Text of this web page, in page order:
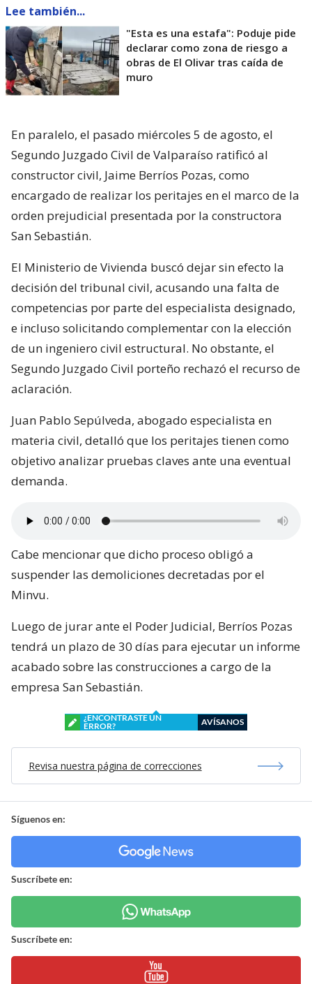
Lee también...
"Esta es una estafa": Poduje pide
declarar como zona de riesgo a
obras de El Olivar tras caída de
muro
En paralelo, el pasado miércoles 5 de agosto, el
Segundo Juzgado Civil de Valparaíso ratificó al
constructor civil, Jaime Berríos Pozas, como
encargado de realizar los peritajes en el marco de la
orden prejudicial presentada por la constructora
San Sebastián.
El Ministerio de Vivienda buscó dejar sin efecto la
decisión del tribunal civil, acusando una falta de
competencias por parte del especialista designado,
e incluso solicitando complementar con la elección
de un ingeniero civil estructural. No obstante, el
Segundo Juzgado Civil porteño rechazó el recurso de
aclaración.
Juan Pablo Sepúlveda, abogado especialista en
materia civil, detalló que los peritajes tienen como
objetivo analizar pruebas claves ante una eventual
demanda.
Cabe mencionar que dicho proceso obligó a
suspender las demoliciones decretadas por el
Minvu.
Luego de jurar ante el Poder Judicial, Berríos Pozas
tendrá un plazo de 30 días para ejecutar un informe
acabado sobre las construcciones a cargo de la
empresa San Sebastián.
¿ENCONTRASTE UN
ERROR?
AVÍSANOS
Revisa nuestra página de correcciones
Síguenos en:
Suscríbete en:
Suscríbete en: